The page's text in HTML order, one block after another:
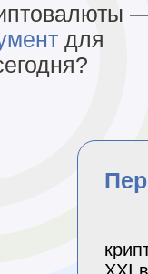
для